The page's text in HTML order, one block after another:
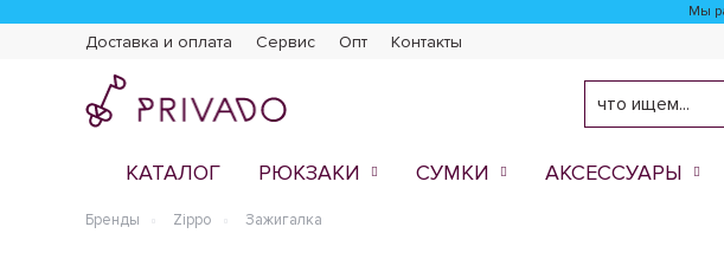
Мы
Доставка и оплата Сервис Опт Контакты
КАТАЛОГ РЮКЗАКИ СУМКИ АКСЕССУАРЫ
Бренды Zippo Зажигалка